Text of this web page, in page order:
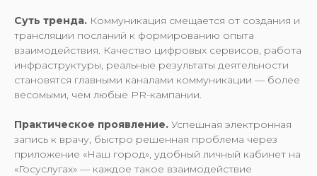
Суть тренда. Коммуникация смещается от создания и
трансляции посланий к формированию опыта
взаимодействия. Качество цифровых сервисов, работа
инфраструктуры, реальные результаты деятельности
становятся главными каналами коммуникации — более
весомыми, чем любые PR-кампании.
Практическое проявление. Успешная электронная
запись к врачу, быстро решенная проблема через
приложение «Наш город», удобный личный кабинет на
«Госуслугах» — каждое такое взаимодействие